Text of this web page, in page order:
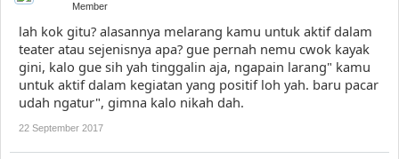
Member
lah kok gitu? alasannya melarang kamu untuk aktif dalam
teater atau sejenisnya apa? gue pernah nemu cwok kayak
gini, kalo gue sih yah tinggalin aja, ngapain larang" kamu
untuk aktif dalam kegiatan yang positif loh yah. baru pacar
udah ngatur", gimna kalo nikah dah.
22 September 2017